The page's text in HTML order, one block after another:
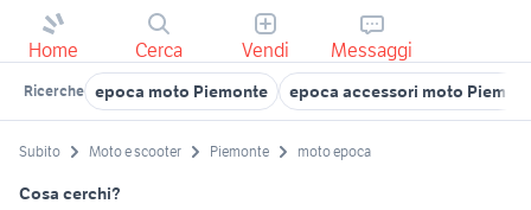
Home Cerca Vendi Messaggi
Ricerche epoca moto Piemonte epoca accessori moto
Subito Moto e scooter Piemonte moto epoca
Cosa cerchi?